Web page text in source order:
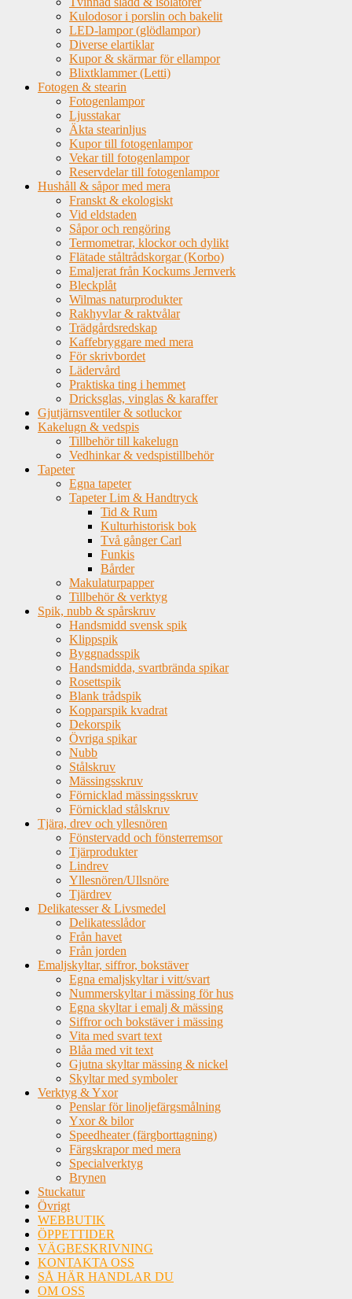
Kulodosor i porslin och bakelit
LED-lampor (glödlampor)
Diverse elartiklar
Kupor & skärmar för ellampor
Blixtklammer (Letti)
Fotogen & stearin
Fotogenlampor
Ljusstakar
Äkta stearinljus
Kupor till fotogenlampor
Vekar till fotogenlampor
Reservdelar till fotogenlampor
Hushåll & såpor med mera
Franskt & ekologiskt
Vid eldstaden
Såpor och rengöring
Termometrar, klockor och dylikt
Flätade ståltrådskorgar (Korbo)
Emaljerat från Kockums Jernverk
Bleckplåt
Wilmas naturprodukter
Rakhyvlar & raktvålar
Trädgårdsredskap
Kaffebryggare med mera
För skrivbordet
Lädervård
Praktiska ting i hemmet
Dricksglas, vinglas & karaffer
Gjutjärnsventiler & sotluckor
Kakelugn & vedspis
Tillbehör till kakelugn
Vedhinkar & vedspistillbehör
Tapeter
Egna tapeter
Tapeter Lim & Handtryck
Tid & Rum
Kulturhistorisk bok
Två gånger Carl
Funkis
Bårder
Makulaturpapper
Tillbehör & verktyg
Spik, nubb & spårskruv
Handsmidd svensk spik
Klippspik
Byggnadsspik
Handsmidda, svartbrända spikar
Rosettspik
Blank trådspik
Kopparspik kvadrat
Dekorspik
Övriga spikar
Nubb
Stålskruv
Mässingsskruv
Förnicklad mässingsskruv
Förnicklad stålskruv
Tjära, drev och yllesnören
Fönstervadd och fönsterremsor
Tjärprodukter
Lindrev
Yllesnören/Ullsnöre
Tjärdrev
Delikatesser & Livsmedel
Delikatesslådor
Från havet
Från jorden
Emaljskyltar, siffror, bokstäver
Egna emaljskyltar i vitt/svart
Nummerskyltar i mässing för hus
Egna skyltar i emalj & mässing
Siffror och bokstäver i mässing
Vita med svart text
Blåa med vit text
Gjutna skyltar mässing & nickel
Skyltar med symboler
Verktyg & Yxor
Penslar för linoljefärgsmålning
Yxor & bilor
Speedheater (färgborttagning)
Färgskrapor med mera
Specialverktyg
Brynen
Stuckatur
Övrigt
WEBBUTIK
ÖPPETTIDER
VÄGBESKRIVNING
KONTAKTA OSS
SÅ HÄR HANDLAR DU
OM OSS